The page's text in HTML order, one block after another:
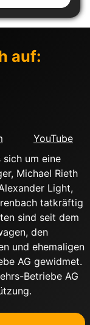
auf:
YouTube
sich um eine
Michael Rieth
Light,
tatkräftig
sind seit dem
den
und ehemaligen
AG gewidmet.
Betriebe AG